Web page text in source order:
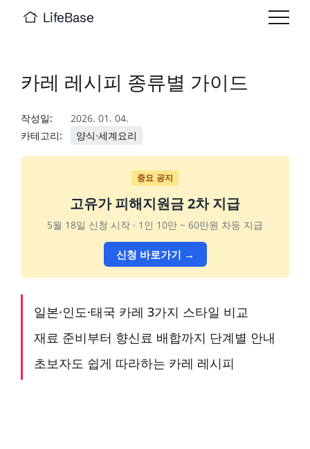
LifeBase
카레 레시피 종류별 가이드
작성일:
2026. 01. 04.
카테고리:
양식·세계요리
중요 공지
고유가 피해지원금 2차 지급
5월 18일 신청 시작 · 1인 10만 ~ 60만원 차등 지급
신청 바로가기 →
일본·인도·태국 카레 3가지 스타일 비교
재료 준비부터 향신료 배합까지 단계별 안내
초보자도 쉽게 따라하는 카레 레시피